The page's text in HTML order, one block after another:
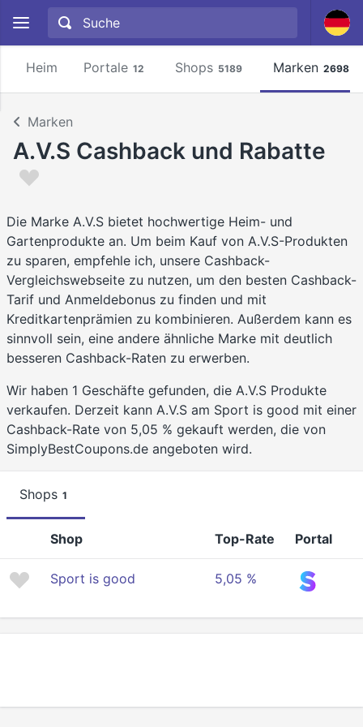
Heim Portale 12 Shops 5189 Marken 2698
Marken
A.V.S Cashback und Rabatte
Die Marke A.V.S bietet hochwertige Heim- und
Gartenprodukte an. Um beim Kauf von A.V.S-Produkten
zu sparen, empfehle ich, unsere Cashback-
Vergleichswebseite zu nutzen, um den besten Cashback-
Tarif und Anmeldebonus zu finden und mit
Kreditkartenprämien zu kombinieren. Außerdem kann es
sinnvoll sein, eine andere ähnliche Marke mit deutlich
besseren Cashback-Raten zu erwerben.
Wir haben 1 Geschäfte gefunden, die A.V.S Produkte
verkaufen. Derzeit kann A.V.S am Sport is good mit einer
Cashback-Rate von 5,05 % gekauft werden, die von
SimplyBestCoupons.de angeboten wird.
Shops 1
Shop Top-Rate Portal
Sport is good 5,05 %